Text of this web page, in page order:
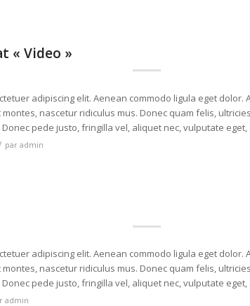
« Video »
adipiscing elit. Aenean commodo ligula eget dolor.
nascetur ridiculus mus. Donec quam felis,
pede justo, fringilla vel, aliquet nec, vulputate
par admin
adipiscing elit. Aenean commodo ligula eget dolor.
nascetur ridiculus mus. Donec quam felis,
pede justo, fringilla vel, aliquet nec, vulputate
admin